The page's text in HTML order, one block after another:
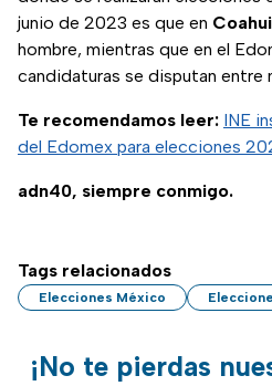
junio de 2023 es que en
hombre, mientras que en el
candidaturas se disputan entre
Te recomendamos leer: INE
del Edomex para elecciones
adn40, siempre conmigo.
Tags relacionados
Elecciones México
¡No te pierdas